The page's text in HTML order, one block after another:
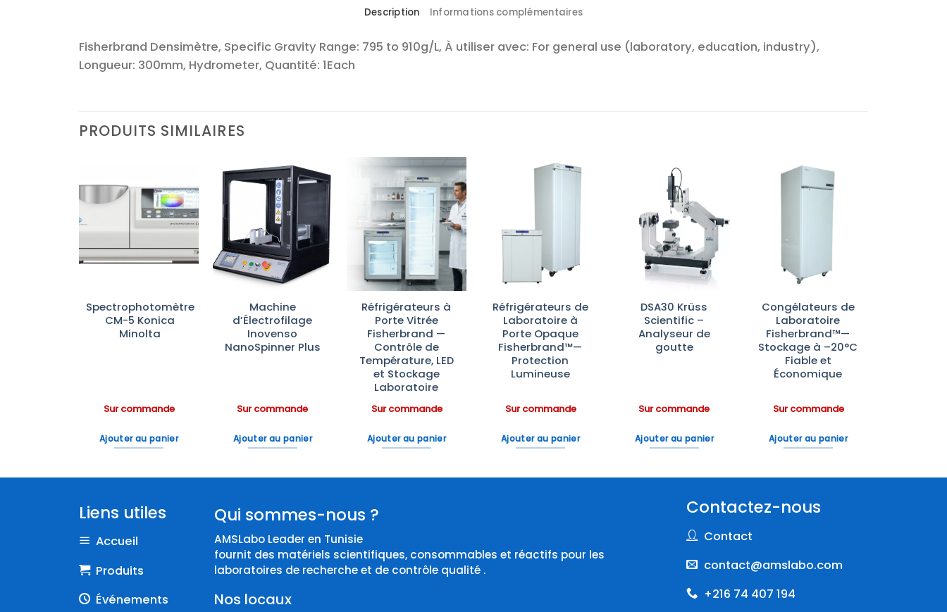
Description Informations complémentaires
Fisherbrand Densimètre, Specific Gravity Range: 795 to 910g/L, À utiliser avec: For general use (laboratory, education, industry),
Longueur: 300mm, Hydrometer, Quantité: 1Each
PRODUITS SIMILAIRES
Ajouter
Spectrophotomètre
CM-5 Konica
Minolta
Sur commande
Ajouter au panier
Ajouter
à la liste
d’envies
Machine
d’Électrofilage
Inovenso
NanoSpinner Plus
Sur commande
Ajouter au panier
Ajouter
à la liste
d’envies
Réfrigérateurs à
Porte Vitrée
Fisherbrand —
Contrôle de
Température, LED
et Stockage
Laboratoire
Sur commande
Ajouter au panier
Réfrigérateurs de
Laboratoire à
Porte Opaque
Fisherbrand™—
Protection
Lumineuse
Sur commande
Ajouter au panier
Ajouter
à la liste
d’envies
DSA30 Krüss
Scientific –
Analyseur de
goutte
Sur commande
Ajouter au panier
Congélateurs de
Laboratoire
Fisherbrand™—
Stockage à –20°C
Fiable et
Économique
Sur commande
Ajouter au panier
Liens utiles
Accueil
Produits
Événements
Qui sommes-nous ?
AMSLabo Leader en Tunisie
fournit des matériels scientifiques, consommables et réactifs pour les
laboratoires de recherche et de contrôle qualité .
Nos locaux
Contactez-nous
Contact
contact@amslabo.com
+216 74 407 194